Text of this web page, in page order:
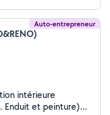
Auto-entrepreneur